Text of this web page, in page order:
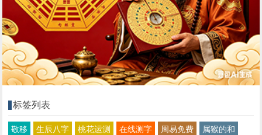
标签列表
敬移 生辰八字 桃花运测 在线测字 周易免费
属猴的和